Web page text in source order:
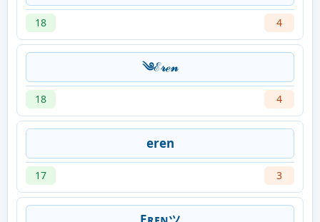
18 4
༄ℰ𝓇ℯ𝓃
18 4
eren
17 3